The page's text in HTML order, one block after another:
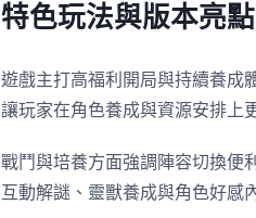
特色玩法與版本亮點
遊戲主打高福利開局與持續養成
讓玩家在角色養成與資源安排上
戰鬥與培養方面強調陣容切換便
互動解謎、靈獸養成與角色好感